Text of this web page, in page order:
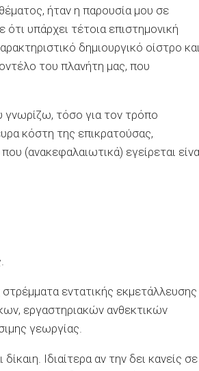
ήταν η παρουσία μου σε
υπάρχει τέτοια επιστημονική
δημιουργικό οίστρο και
του πλανήτη μας, που
γνωρίζω, τόσο για τον τρόπο
κόστη της επικρατούσας,
(ανακεφαλαιωτικά) εγείρεται
εντατικής εκμετάλλευσης
εργαστηριακών ανθεκτικών
γεωργίας.
Ιδιαίτερα αν την δει κανείς σε